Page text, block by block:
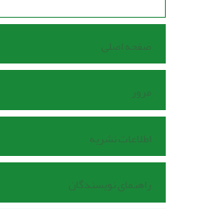
صفحه اصلی
مرور
اطلاعات نشریه
راهنمای نویسندگان